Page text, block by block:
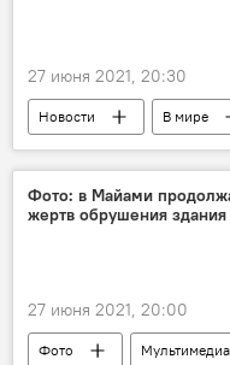
27 июня 2021, 20:30
Новости
В мире
Наука и технологии
Фото: в Майами
жертв обрушения здания
27 июня 2021, 20:00
Фото Мультимедиа